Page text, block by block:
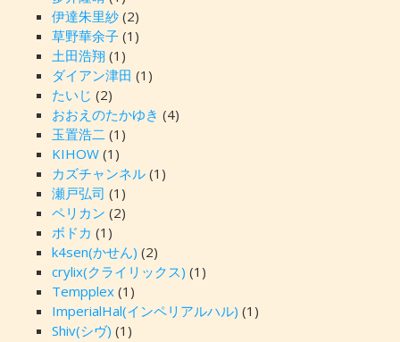
伊達朱里紗(2)
草野華余子(1)
土田浩翔 (1)
ダイアン津田 (1)
たいじ (2)
おおえのたかゆき (4)
玉置浩二(1)
KIHOW(1)
カズチャンネル(1)
瀬戸弘司 (1)
ペリカン (2)
ボドカ (1)
k4sen(かせん) (2)
crylix(クライリックス) (1)
Tempplex(1)
ImperialHal(インペリアルハル) (1)
Shiv(シヴ) (1)